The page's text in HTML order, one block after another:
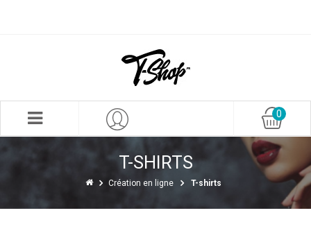
0
T-SHIRTS
Création en ligne T-shirts